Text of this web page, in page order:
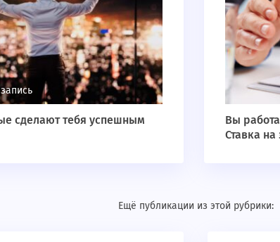
сделают тебя успешным
Вы
Ставка
Ещё публикации из этой рубрики: